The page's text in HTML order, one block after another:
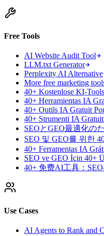
Free Tools
AI Website Audit Tool
LLM.txt Generator
Perplexity AI Alternative
More free marketing
40+ Kostenlose KI-
40+ Herramientas IA
40+ Outils IA Gratuit
40+ Strumenti IA
SEOとGEO最適化の
SEO 및 GEO를 위한
40+ Ferramentas IA
SEO ve GEO İçin 40+
40+ 免费AI工具：
Use Cases
AI Agents to Rank and